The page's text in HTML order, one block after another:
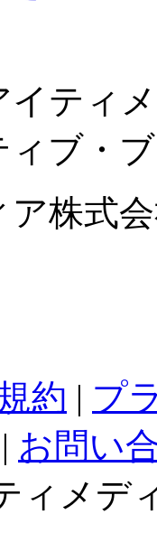
イティ
ィブ・
株式
約 | プ
| お問い
ィメデ